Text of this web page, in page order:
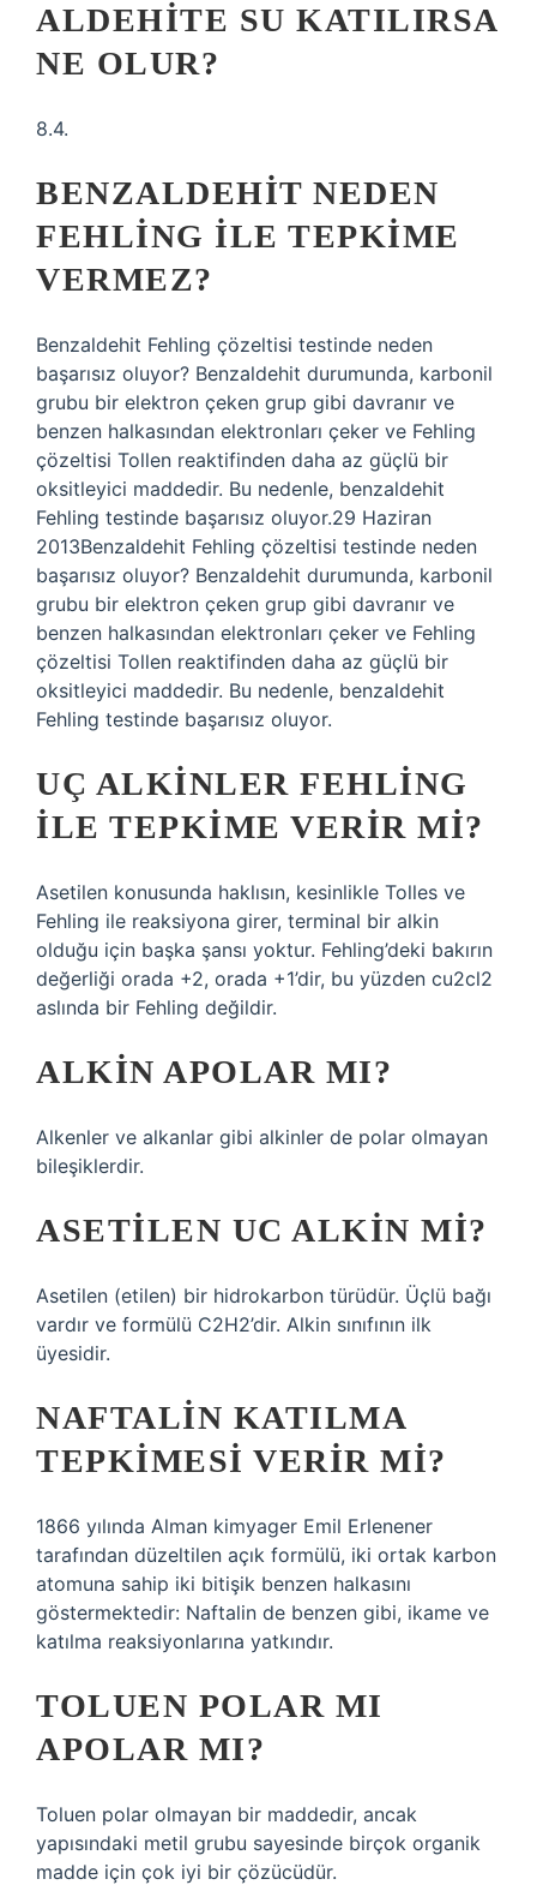
ALDEHITE SU KATILIRSA
NE OLUR?
8.4.
BENZALDEHIT NEDEN
FEHLING ILE TEPKIME
VERMEZ?
Benzaldehit Fehling çözeltisi testinde neden
başarısız oluyor? Benzaldehit durumunda, karbonil
grubu bir elektron çeken grup gibi davranır ve
benzen halkasından elektronları çeker ve Fehling
çözeltisi Tollen reaktifinden daha az güçlü bir
oksitleyici maddedir. Bu nedenle, benzaldehit
Fehling testinde başarısız oluyor.29 Haziran
2013Benzaldehit Fehling çözeltisi testinde neden
başarısız oluyor? Benzaldehit durumunda, karbonil
grubu bir elektron çeken grup gibi davranır ve
benzen halkasından elektronları çeker ve Fehling
çözeltisi Tollen reaktifinden daha az güçlü bir
oksitleyici maddedir. Bu nedenle, benzaldehit
Fehling testinde başarısız oluyor.
UÇ ALKINLER FEHLING
ILE TEPKIME VERIR MI?
Asetilen konusunda haklısın, kesinlikle Tolles ve
Fehling ile reaksiyona girer, terminal bir alkin
olduğu için başka şansı yoktur. Fehling’deki bakırın
değerliği orada +2, orada +1’dir, bu yüzden cu2cl2
aslında bir Fehling değildir.
ALKIN APOLAR MI?
Alkenler ve alkanlar gibi alkinler de polar olmayan
bileşiklerdir.
ASETILEN UC ALKIN MI?
Asetilen (etilen) bir hidrokarbon türüdür. Üçlü bağı
vardır ve formülü C2H2’dir. Alkin sınıfının ilk
üyesidir.
NAFTALIN KATILMA
TEPKIMESI VERIR MI?
1866 yılında Alman kimyager Emil Erlenener
tarafından düzeltilen açık formülü, iki ortak karbon
atomuna sahip iki bitişik benzen halkasını
göstermektedir: Naftalin de benzen gibi, ikame ve
katılma reaksiyonlarına yatkındır.
TOLUEN POLAR MI
APOLAR MI?
Toluen polar olmayan bir maddedir, ancak
yapısındaki metil grubu sayesinde birçok organik
madde için çok iyi bir çözücüdür.